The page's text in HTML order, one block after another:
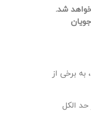
شد.
برخی از
الکل